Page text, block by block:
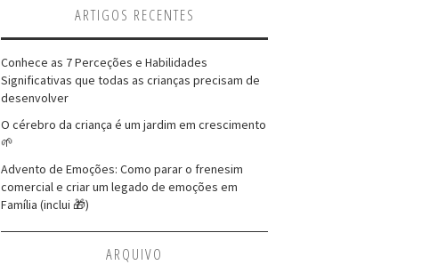
ARTIGOS RECENTES
Conhece as 7 Perceções e Habilidades
Significativas que todas as crianças precisam de
desenvolver
O cérebro da criança é um jardim em crescimento
🌱
Advento de Emoções: Como parar o frenesim
comercial e criar um legado de emoções em
Família (inclui 🎁)
ARQUIVO